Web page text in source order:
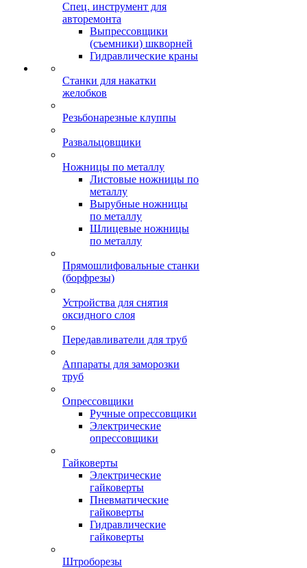
Спец. инструмент для
авторемонта
Выпрессовщики
(съемники) шкворней
Гидравлические краны
Станки для накатки
желобков
Резьбонарезные клуппы
Развальцовщики
Ножницы по металлу
Листовые ножницы по
металлу
Вырубные ножницы
по металлу
Шлицевые ножницы
по металлу
Прямошлифовальные станки
(борфрезы)
Устройства для снятия
оксидного слоя
Передавливатели для труб
Аппараты для заморозки
труб
Опрессовщики
Ручные опрессовщики
Электрические
опрессовщики
Гайковерты
Электрические
гайковерты
Пневматические
гайковерты
Гидравлические
гайковерты
Штроборезы